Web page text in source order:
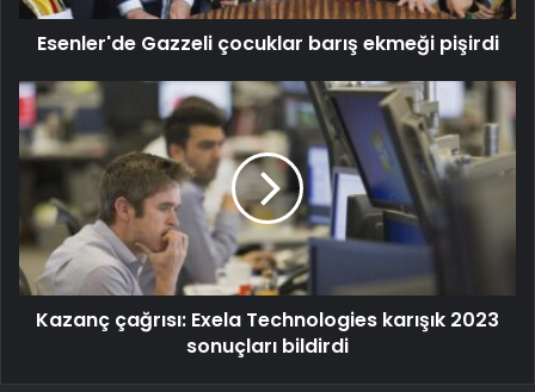
Esenler'de Gazzeli çocuklar barış ekmeği pişirdi
Kazanç çağrısı: Exela Technologies karışık 2023
sonuçları bildirdi